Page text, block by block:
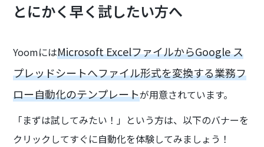
とにかく早く試したい方へ
YoomにはMicrosoft ExcelファイルからGoogle ス
プレッドシートへファイル形式を変換する業務フ
ロー自動化のテンプレートが用意されています。
「まずは試してみたい！」という方は、以下のバナーを
クリックしてすぐに自動化を体験してみましょう！